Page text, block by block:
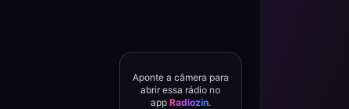
Aponte a câmera para
abrir essa rádio no
app Radiozin.